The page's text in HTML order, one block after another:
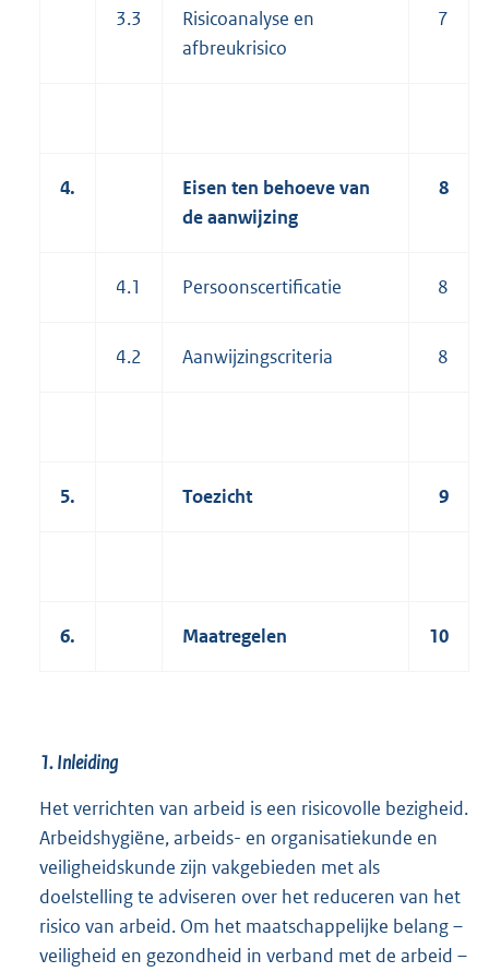
3.3
Risicoanalyse en
afbreukrisico
7
4.
Eisen ten behoeve van
de aanwijzing
8
4.1 Persoonscertificatie 8
4.2 Aanwijzingscriteria 8
5. Toezicht 9
6. Maatregelen 10
1. Inleiding
Het verrichten van arbeid is een risicovolle bezigheid.
Arbeidshygiëne, arbeids- en organisatiekunde en
veiligheidskunde zijn vakgebieden met als
doelstelling te adviseren over het reduceren van het
risico van arbeid. Om het maatschappelijke belang –
veiligheid en gezondheid in verband met de arbeid –